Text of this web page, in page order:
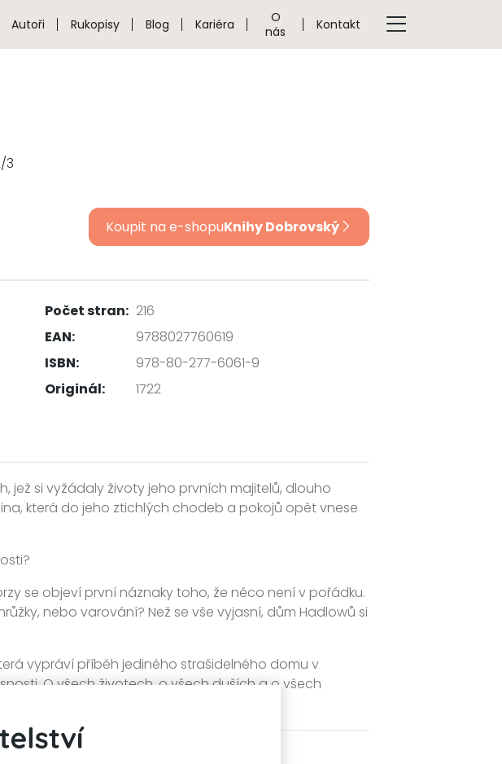
Autoři Rukopisy Blog Kariéra
O
nás
Kontakt
3
Koupit na e-shopuKnihy Dobrovský
Počet stran: 216
EAN:
9788027760619
ISBN:
978-80-277-6061-9
Originál:
1722
jež si vyžádaly životy jeho prvních majitelů, dlouho
která do jeho ztichlých chodeb a pokojů opět vnese
se objeví první náznaky toho, že něco není v pořádku.
nebo varování? Než se vše vyjasní, dům Hadlowů si
vypráví příběh jediného strašidelného domu v
O všech životech, o všech duších a o všech